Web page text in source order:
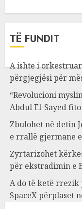
TË FUNDIT
A ishte i
përgjegjësi për
“Revolucioni
Abdul El-Sayed
Zbulohet në detin
e rrallë gjermane
Zyrtarizohet
për ekstradimin e
A do të ketë rrezik
SpaceX përplaset